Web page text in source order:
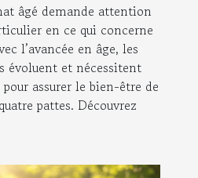
âgé demande attention
en ce qui concerne
l’avancée en âge, les
évoluent et nécessitent
assurer le bien-être de
pattes. Découvrez